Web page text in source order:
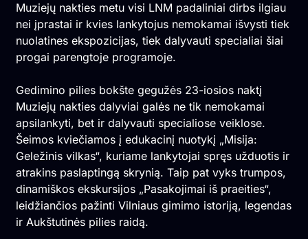
Muziejų nakties metu visi LNM padaliniai dirbs ilgiau
nei įprastai ir kvies lankytojus nemokamai išvysti tiek
nuolatines ekspozicijas, tiek dalyvauti specialiai šiai
progai parengtoje programoje.
Gedimino pilies bokšte gegužės 23-iosios naktį
Muziejų nakties dalyviai galės ne tik nemokamai
apsilankyti, bet ir dalyvauti specialiose veiklose.
Šeimos kviečiamos į edukacinį nuotykį „Misija:
Geležinis vilkas“, kuriame lankytojai spręs užduotis ir
atrakins paslaptingą skrynią. Taip pat vyks trumpos,
dinamiškos ekskursijos „Pasakojimai iš praeities“,
leidžiančios pažinti Vilniaus gimimo istoriją, legendas
ir Aukštutinės pilies raidą.